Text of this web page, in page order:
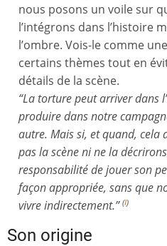
nous posons un voile sur
l’intégrons dans l’histoire
l’ombre. Vois-le comme
certains thèmes tout en
détails de la scène.
“La torture peut arriver dans
produire dans notre
autre. Mais si, et quand, cela
pas la scène ni ne la
responsabilité de jouer son
façon appropriée, sans que
vivre indirectement.” (I)
Son origine